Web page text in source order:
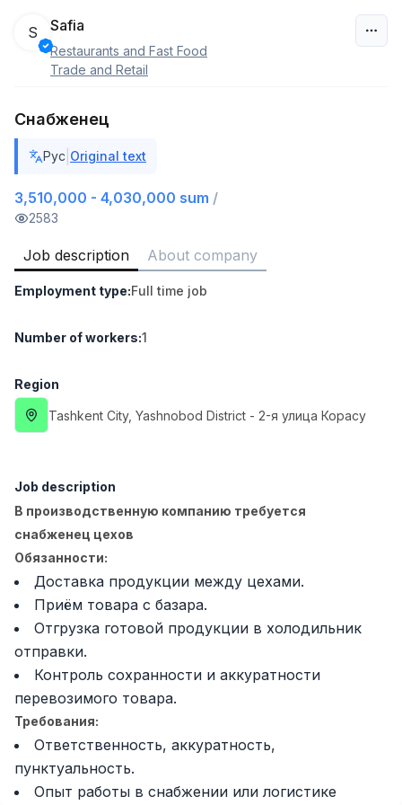
Uzbekistan
Warehouse Assistant
ASIAN
Full time job
Ish joyidan
Delivery
3,500,000 - 8,000,000 sum/
ASIAN
6,000,000 - 15,000,000 sum
ASIAN
Full time job
Ish joyidan
2,600,000 - 5,000,000 sum
Full time job
Ish joyidan
3,000,000 - 10,000,000 sum/
NAVBAHOR APTEKA
Full time job
Ish joyidan
Sales Operator (Girls Only!)
Negotiable
Full time job
TOP
Sales Agent
Negotiable
S Safia
Restaurants and Fast Food
Trade and Retail
Снабженец
Рус Original text
3,510,000 - 4,030,000 sum /
2583
Job description About company
Employment type:Full time job
Number of workers:1
Region
Tashkent City, Yashnobod District - 2-я улица Корасу
Job description
В производственную компанию требуется
снабженец цехов
Обязанности:
Доставка продукции между цехами.
Приём товара с базара.
Отгрузка готовой продукции в холодильник
отправки.
Контроль сохранности и аккуратности
перевозимого товара.
Требования:
Ответственность, аккуратность,
пунктуальность.
Опыт работы в снабжении или логистике
Vacancies